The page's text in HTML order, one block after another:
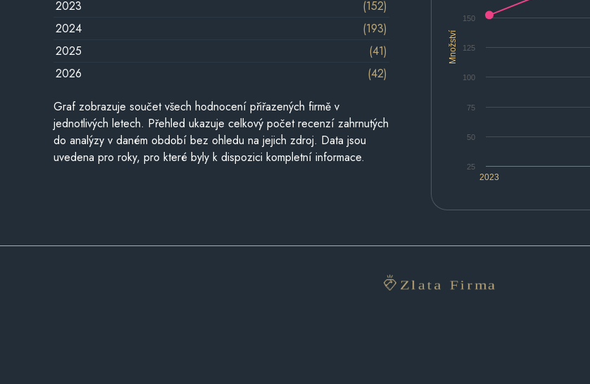
Množství
2023
25
50
75
100
125
150
2023
(152)
2024
(193)
2025
(41)
2026
(42)
Graf zobrazuje součet všech hodnocení přiřazených firmě v
jednotlivých letech. Přehled ukazuje celkový počet recenzí zahrnutých
do analýzy v daném období bez ohledu na jejich zdroj. Data jsou
uvedena pro roky, pro které byly k dispozici kompletní informace.